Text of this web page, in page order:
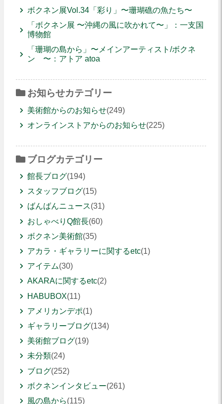
ボクネン展Vol.34「彩り」〜珊瑚礁の魚たち〜
「ボクネン展 〜沖縄の風に吹かれて〜」：一支国
博物館
「珊瑚の島から」〜メインアーティスト/ボクネ
ン 〜：アトア atoa
お知らせカテゴリー
美術館からのお知らせ(249)
オンラインストアからのお知らせ(225)
ブログカテゴリー
館長ブログ(194)
スタッフブログ(15)
ばんばんニュース(31)
おしゃべりQ館長(60)
ボクネン美術館(35)
アカラ・ギャラリーに関するetc(1)
アイテム(30)
AKARAに関するetc(2)
HABUBOX(11)
アメリカンデポ(1)
ギャラリーブログ(134)
美術館ブログ(19)
未分類(24)
ブログ(252)
ボクネンインタビュー(261)
風の島から(115)